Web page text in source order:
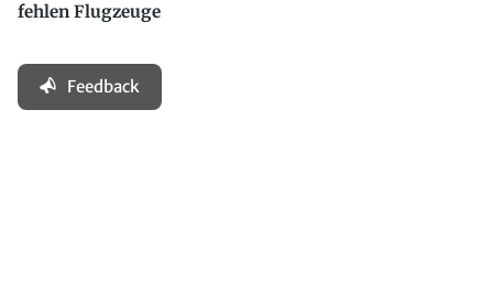
fehlen Flugzeuge
Feedback